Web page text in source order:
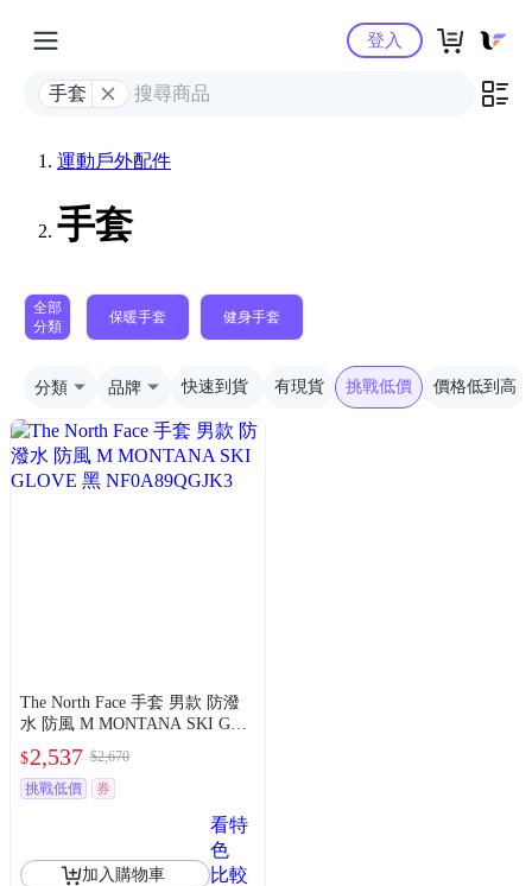
Yahoo購物中心
手套
登入
運動戶外配件
手套
全部
分類
保暖手套 健身手套
分類 品牌 快速到貨 有現貨 挑戰低價 價格低到高
The North Face 手套 男款 防潑
水 防風 M MONTANA SKI GLO
$2,537 $2,670
挑戰低價
券
加入購物車
看特
色
比較